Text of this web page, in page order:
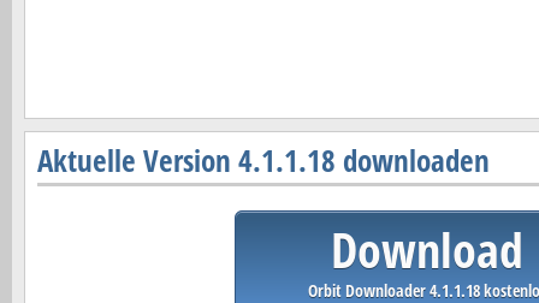
Aktuelle Version 4.1.1.18 downloaden
Download
Orbit Downloader 4.1.1.18